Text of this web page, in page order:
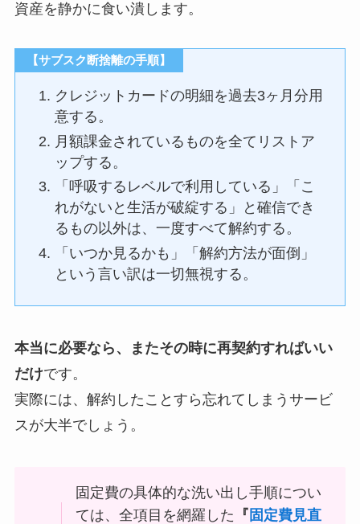
資産を静かに食い潰します。
【サブスク断捨離の手順】
クレジットカードの明細を過去3ヶ月分用
意する。
月額課金されているものを全てリストア
ップする。
「呼吸するレベルで利用している」「こ
れがないと生活が破綻する」と確信でき
るもの以外は、一度すべて解約する。
「いつか見るかも」「解約方法が面倒」
という言い訳は一切無視する。
本当に必要なら、またその時に再契約すればいい
だけです。
実際には、解約したことすら忘れてしまうサービ
スが大半でしょう。
固定費の具体的な洗い出し手順につい
ては、全項目を網羅した
『 固定費見直